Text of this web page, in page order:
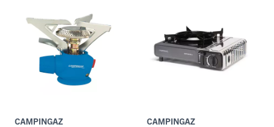
CAMPINGAZ CAMPINGAZ